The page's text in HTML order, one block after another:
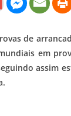
de
em
assim